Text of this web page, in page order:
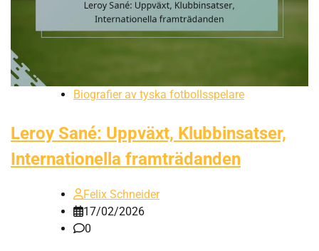
Biografier av tyska fotbollsspelare
Leroy Sané: Uppväxt, Klubbinsatser,
Internationella framträdanden
Felix Schneider
17/02/2026
0